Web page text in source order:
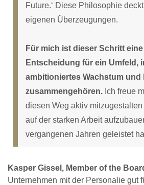
Future.‘ Diese Philosophie
eigenen Überzeugungen.
Für mich ist dieser Schritt
Entscheidung für ein Umfeld,
ambitioniertes Wachstum und
zusammengehören. Ich freue
diesen Weg aktiv
auf der starken Arbeit
vergangenen Jahren geleistet
Kasper Gissel, Member of the
Unternehmen mit der Personalie gut